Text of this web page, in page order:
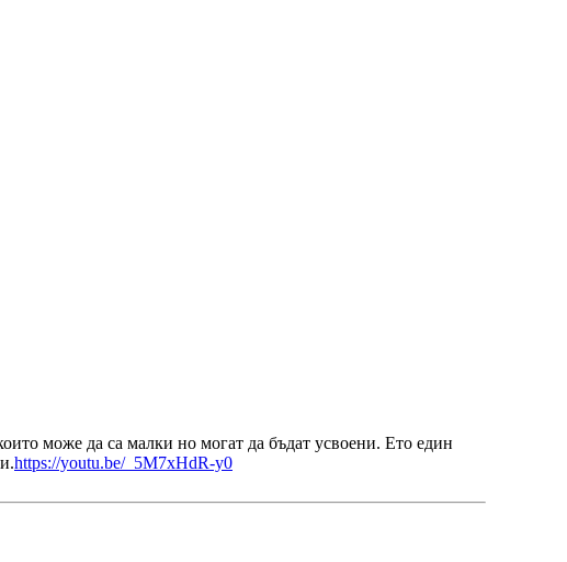
може да са малки но могат да бъдат усвоени. Ето един
https://youtu.be/_5M7xHdR-y0